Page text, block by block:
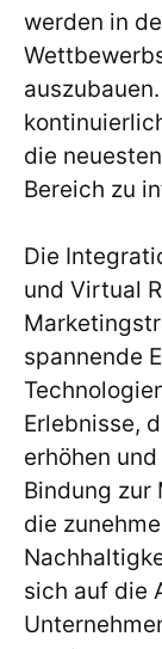
werden in
die
Bereich zu
Die
und Virtual
spannende
Erlebnisse,
erhöhen
Bindung zur
die
sich auf die